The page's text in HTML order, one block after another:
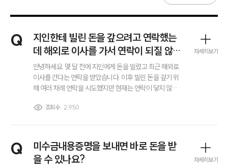
Q
지인한테 빌린 돈을 갚으려고 연락했는
데 해외로 이사를 가서 연락이 되질 않아
요. 변제공탁을 해야 될까요?
안녕하세요. 몇 달 전에 지인에게 돈을 빌렸고 최근 해외로
이사를 간다는 연락을 받았습니다. 이후 빌린 돈을 갚기 위
해 여러 차례 연락을 시도했지만 현재는 연락이 닿지 않는
미 해외로 이주한 경우, 변제공탁을 통해 채무를 이행하는
조회수 2,950
자세히보기
Q
미수금내용증명을 보내면 바로 돈을 받
을 수 있나요?
자세히보기